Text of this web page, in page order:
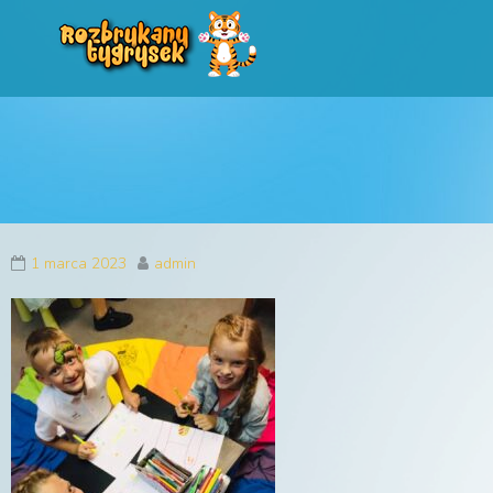
Rozbrykany
Profesjonalne animacje urodzinowe dla dzieci
1 marca 2023 admin